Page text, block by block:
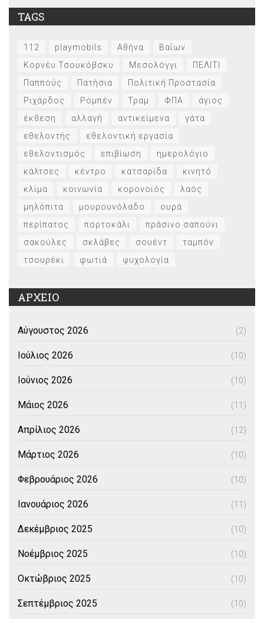
TAGS
112 playmobils Αθήνα
Βαΐων
Κορνέυ Τσουκόβσκυ
Μεσολόγγι
ΠΕΛΙΤΙ
Παππούς
Πατήσια
Πολιτική Προστασία
Ριχάρδος
Ρομπέν Τραμ ΦΠΑ
άγιος
έκθεση
αλλαγή αντικείμενα
γάτα
εθελοντής
εθελοντική εργασία
εθελοντισμός
επιβίωση
ημερολόγιο
κάλτσες
κέντρο κατσαρίδα
κινητό
κλίμα
κοινωνία κορονοϊός
λαός
μηλόπιτα
μουρουνόλαδο
ουρά
περίπατος
πορτοκάλι
πράσινο σαπούνι
σακούλες
σκλάβες σουέντ
ταμπόν
τσουρέκι
φωτιά ψυχολογία
ΑΡΧΕΙΟ
Αύγουστος 2026 (2)
Ιούλιος 2026 (10)
Ιούνιος 2026 (10)
Μάιος 2026 (11)
Απρίλιος 2026 (12)
Μάρτιος 2026 (10)
Φεβρουάριος 2026 (10)
Ιανουάριος 2026 (11)
Δεκέμβριος 2025 (10)
Νοέμβριος 2025 (10)
Οκτώβριος 2025 (10)
Σεπτέμβριος 2025 (10)